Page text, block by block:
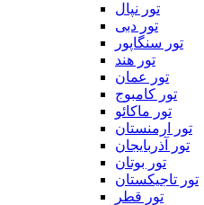
تور نپال
تور دبی
تور سنگاپور
تور هند
تور عمان
تور کامبوج
تور ماکائو
تور ارمنستان
تور آذربایجان
تور بوتان
تور تاجیکستان
تور قطر